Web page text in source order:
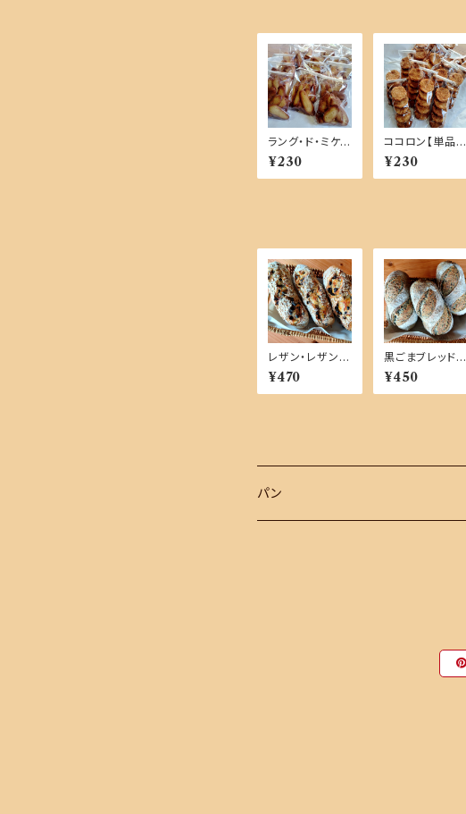
ラング・ド・ミケ
【単品商品】
¥230
ココロン【単品商
品】
¥230
レザン・レザン
【単品商品】
¥470
黒ごまブレッド
【単品商品】
¥450
パン